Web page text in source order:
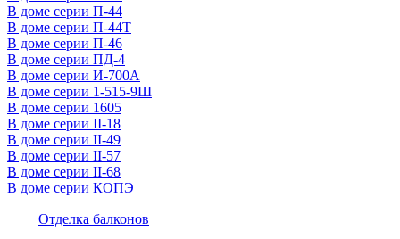
В доме серии П-44
В доме серии П-44Т
В доме серии П-46
В доме серии ПД-4
В доме серии И-700А
В доме серии 1-515-9Ш
В доме серии 1605
В доме серии II-18
В доме серии II-49
В доме серии II-57
В доме серии II-68
В доме серии КОПЭ
Отделка балконов